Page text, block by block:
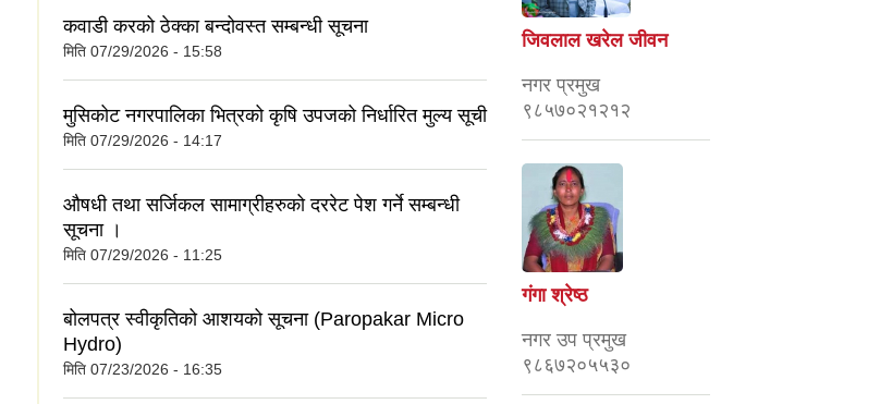
कवाडी करको ठेक्का बन्दोवस्त सम्बन्धी सूचना
मिति 07/29/2026 - 15:58
मुसिकोट नगरपालिका भित्रको कृषि उपजको निर्धारित मुल्य सूची
मिति 07/29/2026 - 14:17
औषधी तथा सर्जिकल सामाग्रीहरुको दररेट पेश गर्ने सम्बन्धी
सूचना ।
मिति 07/29/2026 - 11:25
बोलपत्र स्वीकृतिको आशयको सूचना (Paropakar Micro
Hydro)
मिति 07/23/2026 - 16:35
जिवलाल खरेल जीवन
नगर प्रमुख
९८५७०२१२१२
गंगा श्रेष्ठ
नगर उप प्रमुख
९८६७२०५५३०